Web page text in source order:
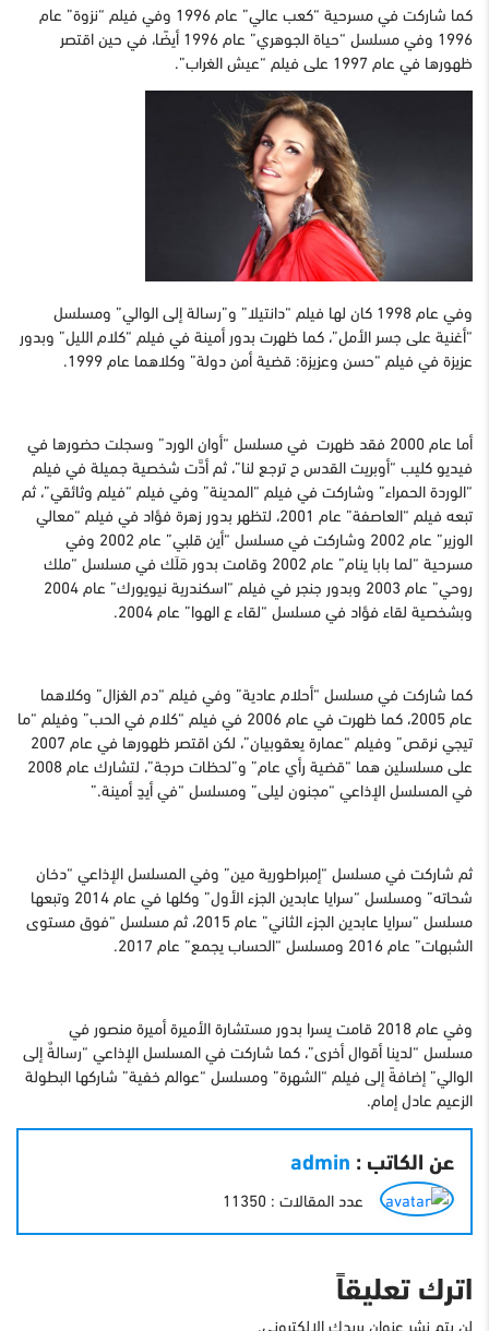
كما شاركت في مسرحية “كعب عالي” عام 1996 وفي فيلم “نزوة” عام
1996 وفي مسلسل “حياة الجوهري” عام 1996 أيضًا، في حين اقتصر
ظهورها في عام 1997 على فيلم “عيش الغراب”.
وفي عام 1998 كان لها فيلم “دانتيلا” و”رسالة إلى الوالي” ومسلسل
“أغنية على جسر الأمل”، كما ظهرت بدور أمينة في فيلم “كلام الليل” وبدور
عزيزة في فيلم “حسن وعزيزة: قضية أمن دولة” وكلاهما عام 1999.
أما عام 2000 فقد ظهرت في مسلسل “أوان الورد” وسجلت حضورها في
فيديو كليب “أوبريت القدس ح ترجع لنا”، ثم أدَّت شخصية جميلة في فيلم
“الوردة الحمراء” وشاركت في فيلم “المدينة” وفي فيلم “فيلم وثائقي”، ثم
تبعه فيلم “العاصفة” عام 2001، لتظهر بدور زهرة فؤاد في فيلم “معالي
الوزير” عام 2002 وشاركت في مسلسل “أين قلبي” عام 2002 وفي
مسرحية “لما بابا ينام” عام 2002 وقامت بدور مَلَك في مسلسل “ملك
روحي” عام 2003 وبدور جنجر في فيلم “اسكندرية نيويورك” عام 2004
وبشخصية لقاء فؤاد في مسلسل “لقاء ع الهوا” عام 2004.
كما شاركت في مسلسل “أحلام عادية” وفي فيلم “دم الغزال” وكلاهما
عام 2005، كما ظهرت في عام 2006 في فيلم “كلام في الحب” وفيلم “ما
تيجي نرقص” وفيلم “عمارة يعقوبيان”، لكن اقتصر ظهورها في عام 2007
على مسلسلين هما “قضية رأي عام” و”لحظات حرجة”، لتشارك عام 2008
في المسلسل الإذاعي “مجنون ليلى” ومسلسل “في أيدٍ أمينة.”
ثم شاركت في مسلسل “إمبراطورية مين” وفي المسلسل الإذاعي “دخان
شحاته” ومسلسل “سرايا عابدين الجزء الأول” وكلها في عام 2014 وتبعها
مسلسل “سرايا عابدين الجزء الثاني” عام 2015، ثم مسلسل “فوق مستوى
الشبهات” عام 2016 ومسلسل “الحساب يجمع” عام 2017.
وفي عام 2018 قامت يسرا بدور مستشارة الأميرة أميرة منصور في
مسلسل “لدينا أقوال أخرى”، كما شاركت في المسلسل الإذاعي “رسالةٌ إلى
الوالي” إضافةً إلى فيلم “الشهرة” ومسلسل “عوالم خفية” شاركها البطولة
الزعيم عادل إمام.
عن الكاتب : admin
عدد المقالات : 11350
اترك تعليقاً
لن يتم نشر عنوان بريدك الإلكتروني.